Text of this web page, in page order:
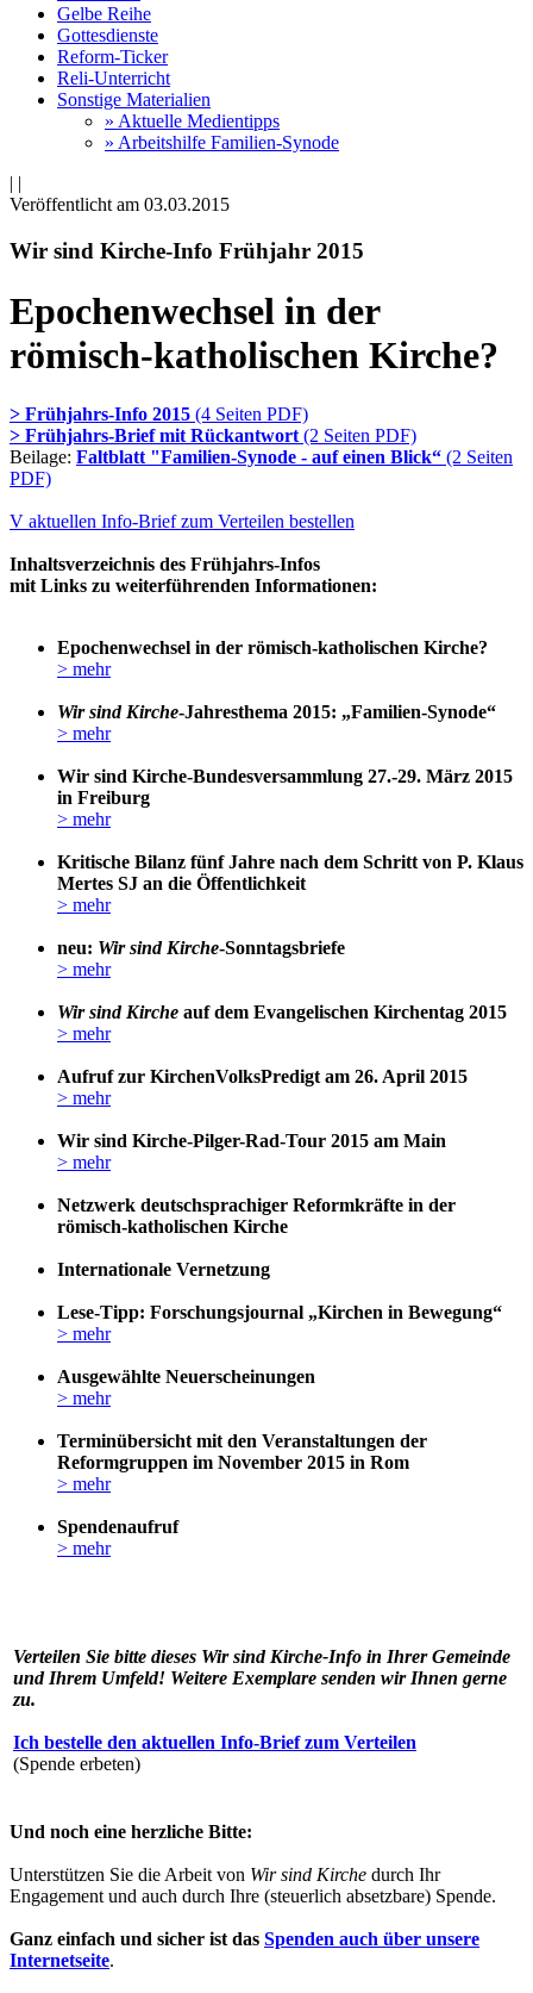
Gelbe Reihe
Gottesdienste
Reform-Ticker
Reli-Unterricht
Sonstige Materialien
» Aktuelle Medientipps
» Arbeitshilfe Familien-Synode
| |
Veröffentlicht am 03­.03.2015
Wir sind Kirche-Info Frühjahr 2015
Epochenwechsel in der
römisch-katholischen Kirche?
> Frühjahrs-Info 2015 (4 Seiten PDF)
> Frühjahrs-Brief mit Rückantwort (2 Seiten PDF)
Beilage: Faltblatt "Familien-Synode - auf einen Blick“ (2 Seiten
PDF)
V aktuellen Info-Brief zum Verteilen bestellen
Inhaltsverzeichnis des Frühjahrs-Infos
mit Links zu weiterführenden Informationen:
Epochenwechsel in der römisch-katholischen Kirche?
> mehr
Wir sind Kirche-Jahresthema 2015: „Familien-Synode“
> mehr
Wir sind Kirche-Bundesversammlung 27.-29. März 2015
in Freiburg
> mehr
Kritische Bilanz fünf Jahre nach dem Schritt von P. Klaus
Mertes SJ an die Öffentlichkeit
> mehr
neu: Wir sind Kirche-Sonntagsbriefe
> mehr
Wir sind Kirche auf dem Evangelischen Kirchentag 2015
> mehr
Aufruf zur KirchenVolksPredigt am 26. April 2015
> mehr
Wir sind Kirche-Pilger-Rad-Tour 2015 am Main
> mehr
Netzwerk deutschsprachiger Reformkräfte in der
römisch-katholischen Kirche
Internationale Vernetzung
Lese-Tipp: Forschungsjournal „Kirchen in Bewegung“
> mehr
Ausgewählte Neuerscheinungen
> mehr
Terminübersicht mit den Veranstaltungen der
Reformgruppen im November 2015 in Rom
> mehr
Spendenaufruf
> mehr
Verteilen Sie bitte dieses Wir sind Kirche-Info in Ihrer Gemeinde
und Ihrem Umfeld! Weitere Exemplare senden wir Ihnen gerne
zu.
Ich bestelle den aktuellen Info-Brief zum Verteilen
(Spende erbeten)
Und noch eine herzliche Bitte:
Unterstützen Sie die Arbeit von Wir sind Kirche durch Ihr
Engagement und auch durch Ihre (steuerlich absetzbare) Spende.
Ganz einfach und sicher ist das Spenden auch über unsere
Internetseite.